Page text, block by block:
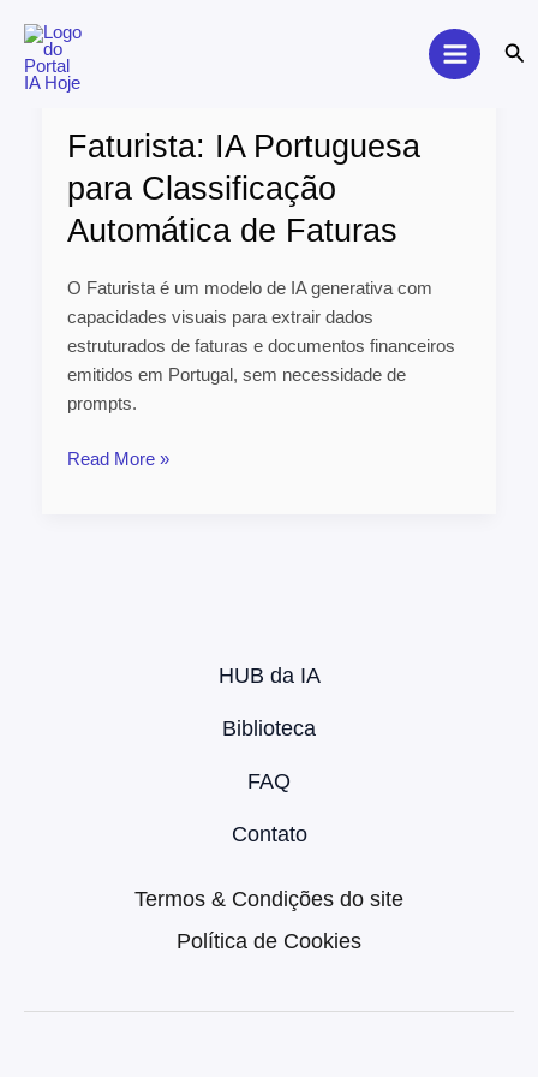
content
Faturista: IA Portuguesa
para Classificação
Automática de Faturas
O Faturista é um modelo de IA generativa com
capacidades visuais para extrair dados
estruturados de faturas e documentos financeiros
emitidos em Portugal, sem necessidade de
prompts.
Faturista:
Portuguesa
Classificação
Automática
Faturas
Read More »
HUB da IA
Biblioteca
FAQ
Contato
Termos & Condições do site
Política de Cookies